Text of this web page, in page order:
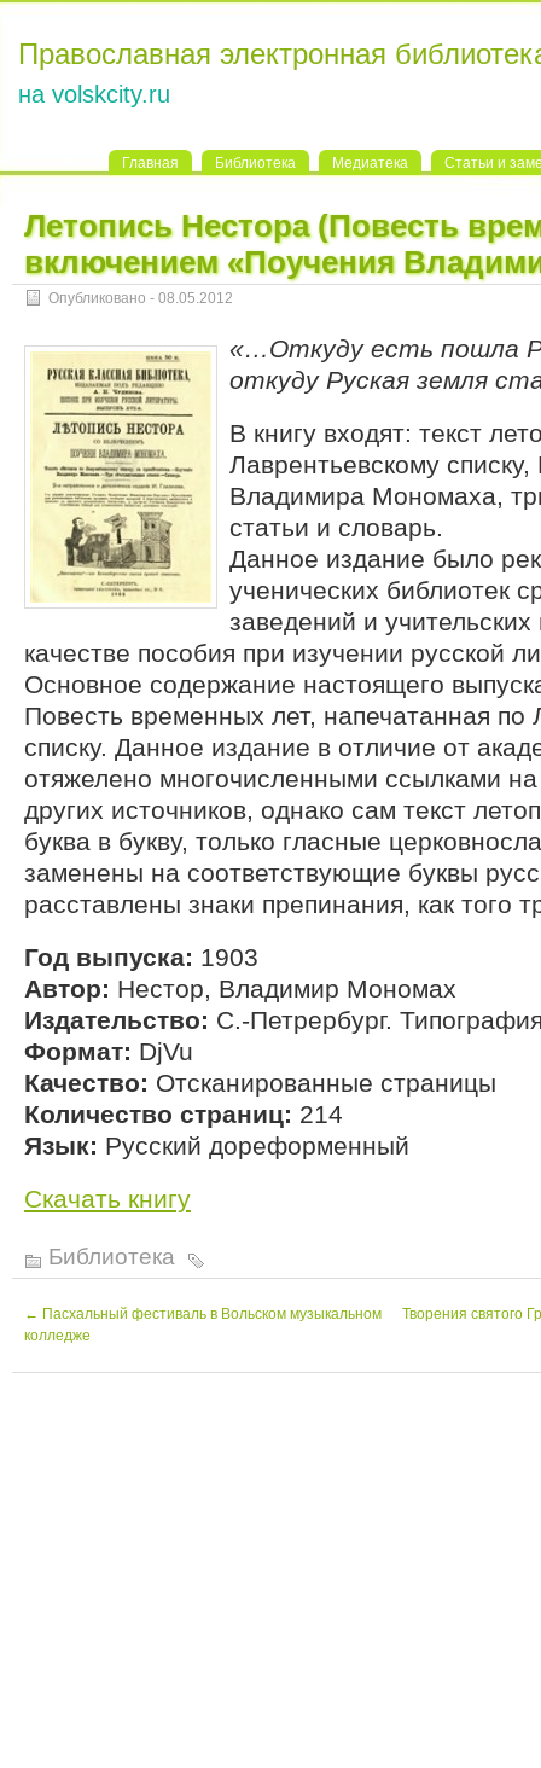
Православная электронная
на volskcity.ru
Главная Библиотека Медиатека Статьи и
Летопись Нестора (Повесть
включением «Поучения
Опубликовано - 08.05.2012
«…Откуду есть пошла
откуду Руская земля
В книгу входят: текст
Лаврентьевскому
Владимира Мономаха,
статьи и словарь.
Данное издание было
ученических библиотек
заведений и учительских
качестве пособия при изучении русской
Основное содержание настоящего
Повесть временных лет, напечатанная по
списку. Данное издание в отличие от
отяжелено многочисленными ссылками
других источников, однако сам текст
буква в букву, только гласные
заменены на соответствующие буквы
расставлены знаки препинания, как того
Год выпуска: 1903
Автор: Нестор, Владимир Мономах
Издательство: С.-Петрербург.
Формат: DjVu
Качество: Отсканированные страницы
Количество страниц: 214
Язык: Русский дореформенный
Скачать книгу
Библиотека
← Пасхальный фестиваль в Вольском музыкальном
колледже
Творения святого